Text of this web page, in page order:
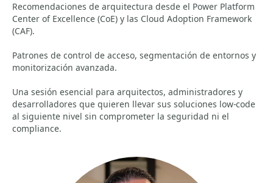
Recomendaciones de arquitectura desde el Power Platform
Center of Excellence (CoE) y las Cloud Adoption Framework
(CAF).
Patrones de control de acceso, segmentación de entornos y
monitorización avanzada.
Una sesión esencial para arquitectos, administradores y
desarrolladores que quieren llevar sus soluciones low-code
al siguiente nivel sin comprometer la seguridad ni el
compliance.